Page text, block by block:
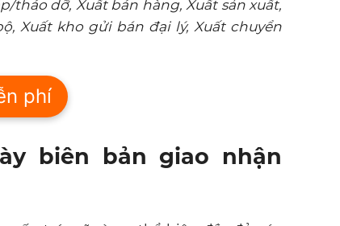
tháo dỡ, Xuất bán hàng, Xuất sản xuất,
Xuất kho gửi bán đại lý, Xuất chuyển
phí
biên bản giao nhận